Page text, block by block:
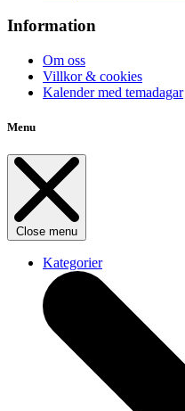
Information
Om oss
Villkor & cookies
Kalender med temadagar
Menu
Close menu
Kategorier